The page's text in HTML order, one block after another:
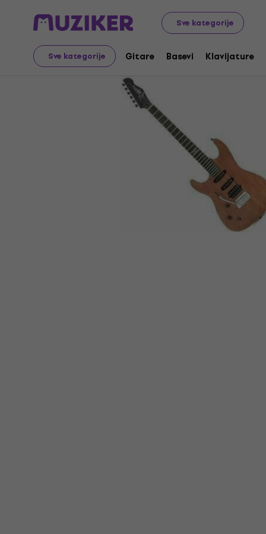
Sve kategorije
Sve kategorije Gitare Basevi Klavijature
Muzički instrumenti Gitare Električne gitare
Prodaja je završena